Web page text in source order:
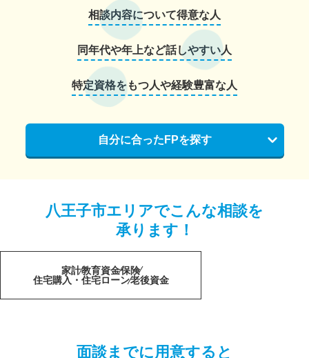
相談内容について得意な人
同年代や年上など話しやすい人
特定資格をもつ人や経験豊富な人
自分に合ったFPを探す
八王子市エリアでこんな相談を
承ります！
家計教育資金保険
住宅購入・住宅ローン老後資金
面談までに用意すると